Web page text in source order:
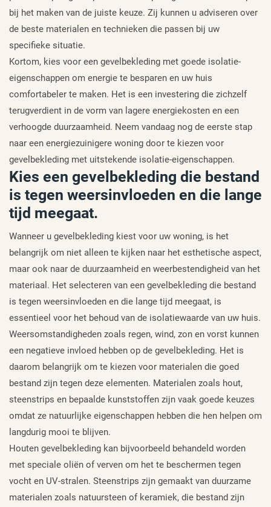
bij het maken van de juiste keuze. Zij kunnen u adviseren over
de beste materialen en technieken die passen bij uw
specifieke situatie.
Kortom, kies voor een gevelbekleding met goede isolatie-
eigenschappen om energie te besparen en uw huis
comfortabeler te maken. Het is een investering die zichzelf
terugverdient in de vorm van lagere energiekosten en een
verhoogde duurzaamheid. Neem vandaag nog de eerste stap
naar een energiezuinigere woning door te kiezen voor
gevelbekleding met uitstekende isolatie-eigenschappen.
Kies een gevelbekleding die bestand
is tegen weersinvloeden en die lange
tijd meegaat.
Wanneer u gevelbekleding kiest voor uw woning, is het
belangrijk om niet alleen te kijken naar het esthetische aspect,
maar ook naar de duurzaamheid en weerbestendigheid van het
materiaal. Het selecteren van een gevelbekleding die bestand
is tegen weersinvloeden en die lange tijd meegaat, is
essentieel voor het behoud van de isolatiewaarde van uw huis.
Weersomstandigheden zoals regen, wind, zon en vorst kunnen
een negatieve invloed hebben op de gevelbekleding. Het is
daarom belangrijk om te kiezen voor materialen die goed
bestand zijn tegen deze elementen. Materialen zoals hout,
steenstrips en bepaalde kunststoffen zijn vaak goede keuzes
omdat ze natuurlijke eigenschappen hebben die hen helpen om
langdurig mooi te blijven.
Houten gevelbekleding kan bijvoorbeeld behandeld worden
met speciale oliën of verven om het te beschermen tegen
vocht en UV-stralen. Steenstrips zijn gemaakt van duurzame
materialen zoals natuursteen of keramiek, die bestand zijn